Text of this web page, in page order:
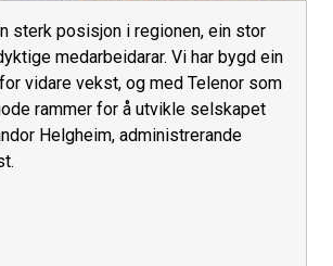
sterk posisjon i regionen, ein stor
medarbeidarar. Vi har bygd ein
vidare vekst, og med Telenor som
rammer for å utvikle selskapet
Helgheim, administrerande